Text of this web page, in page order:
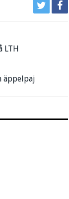
LTH
äppelpaj